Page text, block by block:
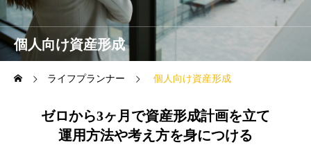
個人向け資産形成
ライフプランナー 個人向け資産形成
ゼロから3ヶ月で資産形成計画を立て
運用方法や考え方を身につける